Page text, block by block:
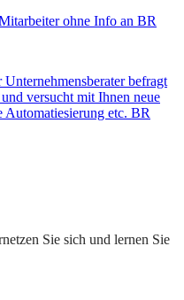
ohne Info an BR
befragt
versucht mit Ihnen neue
Automatiesierung etc. BR
Sie sich und lernen Sie